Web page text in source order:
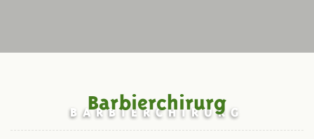
BARBIERCHIRURG
Barbierchirurg